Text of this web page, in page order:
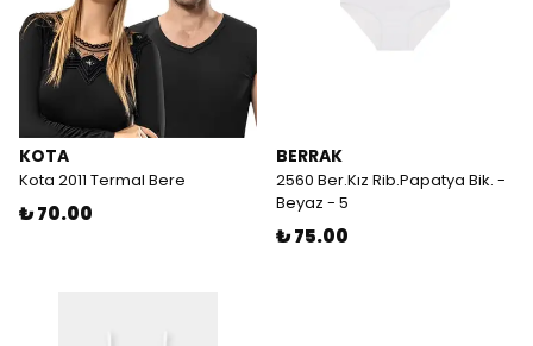
KOTA
Kota 2011 Termal Bere
₺ 70.00
BERRAK
2560 Ber.Kız Rib.Papatya Bik. -
Beyaz - 5
₺ 75.00